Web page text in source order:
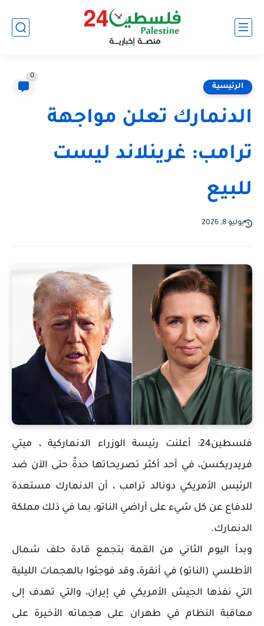
الرئيسية
0
الدنمارك تعلن مواجهة
ترامب: غرينلاند ليست
للبيع
يوليو 8, 2026
فلسطين24: أعلنت رئيسة الوزراء الدنماركية ، ميتي
فريدريكسن، في أحد أكثر تصريحاتها حدةً حتى الآن ضد
الرئيس الأمريكي دونالد ترامب ، أن الدنمارك مستعدة
للدفاع عن كل شيء على أراضي الناتو، بما في ذلك مملكة
الدنمارك.
وبدأ اليوم الثاني من القمة بتجمع قادة حلف شمال
الأطلسي (الناتو) في أنقرة، وقد فوجئوا بالهجمات الليلية
التي نفذها الجيش الأمريكي في إيران، والتي تهدف إلى
معاقبة النظام في طهران على هجماته الأخيرة على